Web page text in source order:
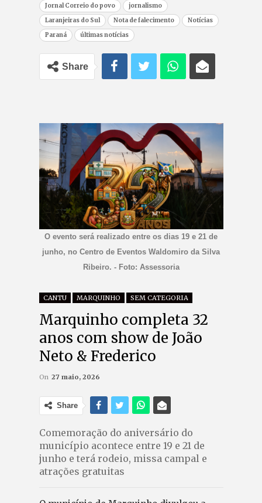
Jornal Correio do povo
jornalismo
Laranjeiras do Sul
Nota de falecimento
Notícias
Paraná
últimas notícias
Share
O evento será realizado entre os dias 19 e 21 de
junho, no Centro de Eventos Waldomiro da Silva
Ribeiro. - Foto: Assessoria
CANTU MARQUINHO SEM CATEGORIA
Marquinho completa 32
anos com show de João
Neto & Frederico
On 27 maio, 2026
Share
Comemoração do aniversário do
município acontece entre 19 e 21 de
junho e terá rodeio, missa campal e
atrações gratuitas